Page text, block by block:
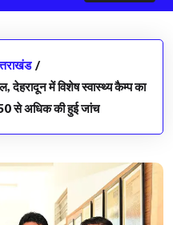
/
देहरादून में विशेष स्वास्थ्य कैम्प का
से अधिक की हुई जांच